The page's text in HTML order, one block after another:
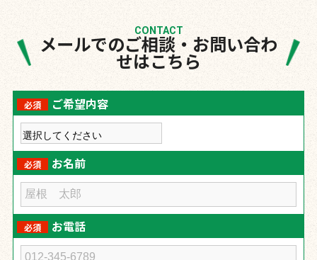
メールでのご相談・お問い合わ
せはこちら
CONTACT
必須 ご希望内容
必須 お名前
必須 お電話